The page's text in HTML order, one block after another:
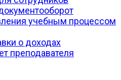
учебным процессом
о доходах
преподавателя